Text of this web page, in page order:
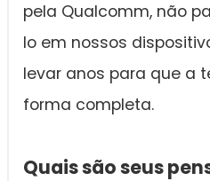
pela Qualcomm, não
lo em nossos
levar anos para que a
forma completa.
Quais são seus